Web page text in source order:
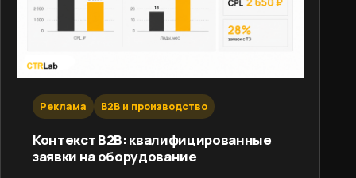
Реклама B2B и производство
Контекст B2B: квалифицированные
заявки на оборудование